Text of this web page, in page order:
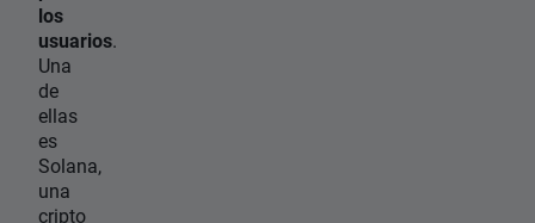
los
usuarios.
Una
de
ellas
es
Solana,
una
cripto